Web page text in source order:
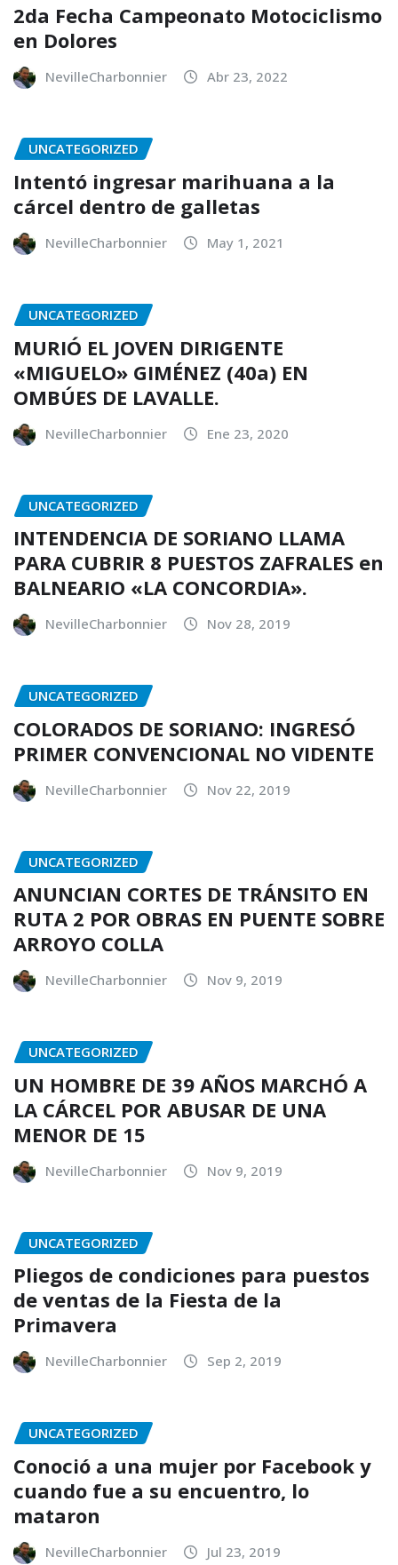
2da Fecha Campeonato Motociclismo
en Dolores
NevilleCharbonnier Abr 23, 2022
UNCATEGORIZED
Intentó ingresar marihuana a la
cárcel dentro de galletas
NevilleCharbonnier May 1, 2021
UNCATEGORIZED
MURIÓ EL JOVEN DIRIGENTE
«MIGUELO» GIMÉNEZ (40a) EN
OMBÚES DE LAVALLE.
NevilleCharbonnier Ene 23, 2020
UNCATEGORIZED
INTENDENCIA DE SORIANO LLAMA
PARA CUBRIR 8 PUESTOS ZAFRALES en
BALNEARIO «LA CONCORDIA».
NevilleCharbonnier Nov 28, 2019
UNCATEGORIZED
COLORADOS DE SORIANO: INGRESÓ
PRIMER CONVENCIONAL NO VIDENTE
NevilleCharbonnier Nov 22, 2019
UNCATEGORIZED
ANUNCIAN CORTES DE TRÁNSITO EN
RUTA 2 POR OBRAS EN PUENTE SOBRE
ARROYO COLLA
NevilleCharbonnier Nov 9, 2019
UNCATEGORIZED
UN HOMBRE DE 39 AÑOS MARCHÓ A
LA CÁRCEL POR ABUSAR DE UNA
MENOR DE 15
NevilleCharbonnier Nov 9, 2019
UNCATEGORIZED
Pliegos de condiciones para puestos
de ventas de la Fiesta de la
Primavera
NevilleCharbonnier Sep 2, 2019
UNCATEGORIZED
Conoció a una mujer por Facebook y
cuando fue a su encuentro, lo
mataron
NevilleCharbonnier Jul 23, 2019